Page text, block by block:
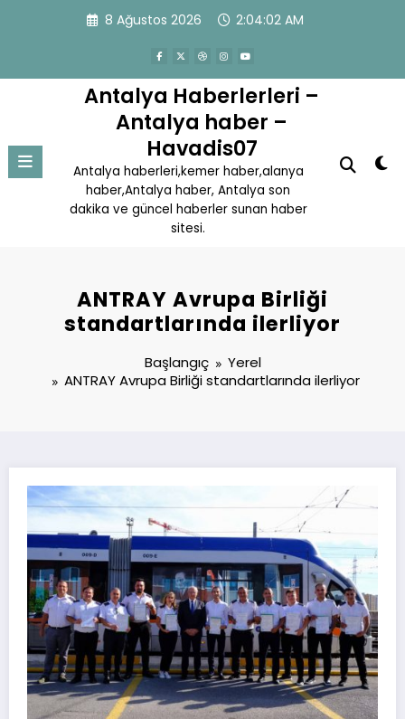
8 Ağustos 2026 2:04:03 AM
Antalya Haberlerleri –
Antalya haber –
Havadis07
Antalya haberleri,kemer haber,alanya
haber,Antalya haber, Antalya son
dakika ve güncel haberler sunan haber
sitesi.
ANTRAY Avrupa Birliği
standartlarında ilerliyor
Başlangıç
Yerel
ANTRAY Avrupa Birliği standartlarında ilerliyor